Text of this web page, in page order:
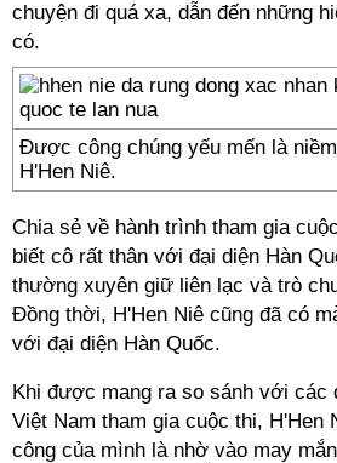
chuyện đi quá xa, dẫn đến những
có.
Được công chúng yếu mến là
H'Hen Niê.
Chia sẻ về hành trình tham gia
biết cô rất thân với đại diện Hàn
thường xuyên giữ liên lạc và trò
Đồng thời, H'Hen Niê cũng đã có
với đại diện Hàn Quốc.
Khi được mang ra so sánh với các
Việt Nam tham gia cuộc thi, H'Hen
công của mình là nhờ vào may